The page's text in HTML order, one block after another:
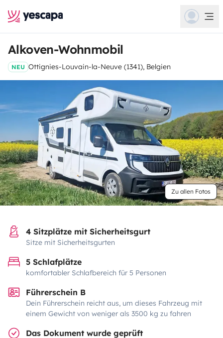
Alkoven-Wohnmobil
NEU Ottignies-Louvain-la-Neuve (1341), Belgien
Zu allen Fotos
4 Sitzplätze mit Sicherheitsgurt
Sitze mit Sicherheitsgurten
5 Schlafplätze
komfortabler Schlafbereich für 5 Personen
Führerschein B
Dein Führerschein reicht aus, um dieses Fahrzeug mit
einem Gewicht von weniger als 3500 kg zu fahren
Das Dokument wurde geprüft